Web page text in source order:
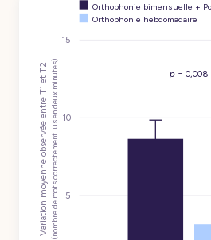
5
10
15
Variation moyenne observée entre T1 et T2(nombre de mots correctement lus en deux minutes) p= 0,008
Orthophonie bimensuelle +
Orthophonie hebdomadaire